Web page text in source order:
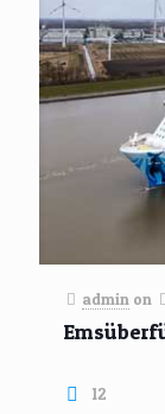
admin on
12